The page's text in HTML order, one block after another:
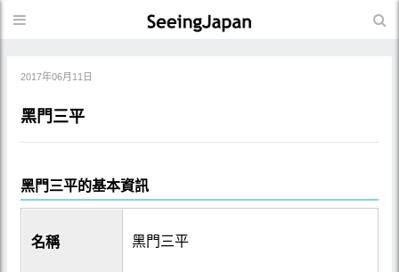
2017年06月11日
黑門三平
黑門三平的基本資訊
名稱 黑門三平